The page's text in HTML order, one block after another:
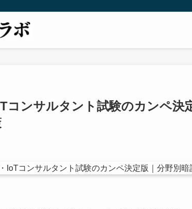
コンサルタント試験のカンペ決